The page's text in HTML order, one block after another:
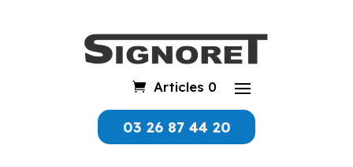
03 26 87 44 20
Articles 0